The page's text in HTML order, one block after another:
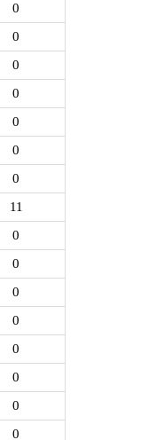
0
0
0
0
0
0
0
11
0
0
0
0
0
0
0
0